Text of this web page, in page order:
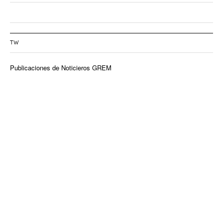
TW
Publicaciones de Noticieros GREM